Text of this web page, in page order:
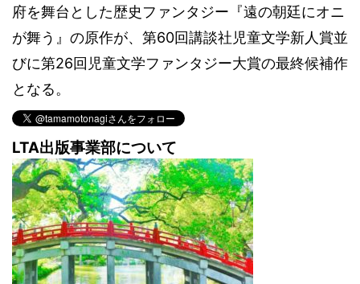
府を舞台とした歴史ファンタジー『遠の朝廷にオニ
が舞う』の原作が、第60回講談社児童文学新人賞並
びに第26回児童文学ファンタジー大賞の最終候補作
となる。
LTA出版事業部について